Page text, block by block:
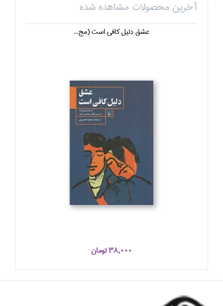
آخرین محصولات مشاهده شده
عشق دليل كافي است (مج...
38,000 تومان